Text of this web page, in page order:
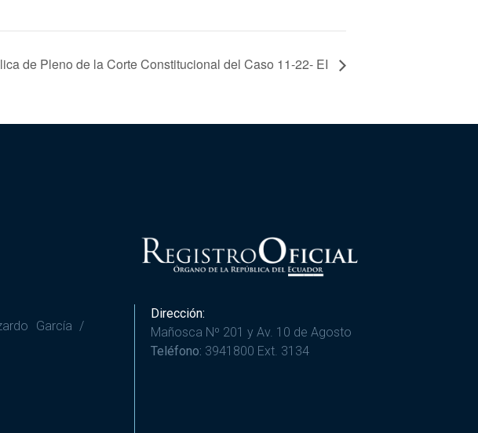
de Pleno de la Corte Constitucional del Caso 11-22- EI
García /
Dirección:
Mañosca Nº 201 y Av. 10 de Agosto
Teléfono: 3941800 Ext. 3134